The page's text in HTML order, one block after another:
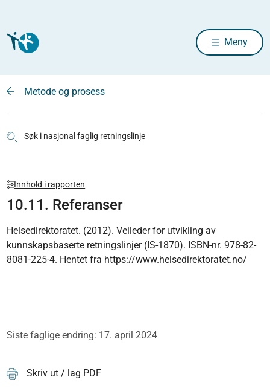
Meny
Metode og prosess
Søk i nasjonal faglig retningslinje
Innhold i rapporten
10.11. Referanser
Helsedirektoratet. (2012). Veileder for utvikling av
kunnskapsbaserte retningslinjer (IS-1870). ISBN-nr. 978-82-
8081-225-4. Hentet fra https://www.helsedirektoratet.no/
Siste faglige endring: 17. april 2024
Skriv ut / lag PDF